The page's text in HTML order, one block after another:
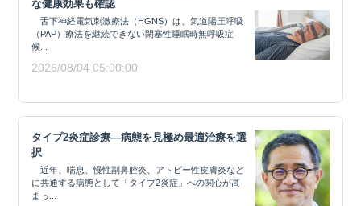
な健康効果も確認
舌下神経電気刺激療法（HGNS）は、気道陽圧呼吸
（PAP）療法を継続できない閉塞性睡眠時無呼吸症
候...
2026/08/04 05:00:00
タイプ2炎症診療―病態を見極め最適治療を選
択
近年、喘息、慢性副鼻腔炎、アトピー性皮膚炎など
に共通する病態として「タイプ2炎症」への関心が高
まっ...